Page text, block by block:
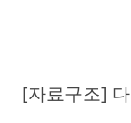
[자료구조]